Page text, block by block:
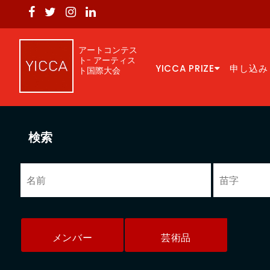
アートコンテス
ト- アーティス
ト国際大会
YICCA PRIZE 申し込み
検索
メンバー 芸術品